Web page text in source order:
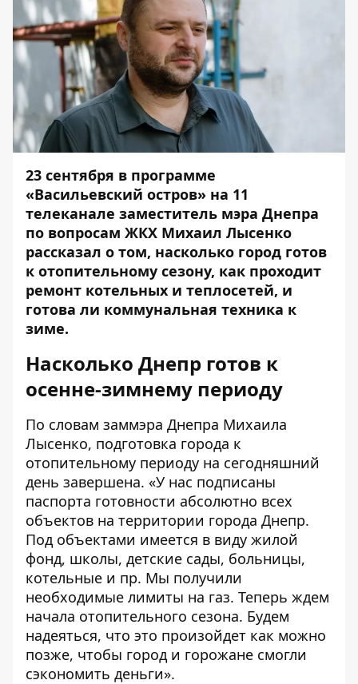
23 сентября в программе
«Васильевский остров» на 11
телеканале заместитель мэра Днепра
по вопросам ЖКХ Михаил Лысенко
рассказал о том, насколько город готов
к отопительному сезону, как проходит
ремонт котельных и теплосетей, и
готова ли коммунальная техника к
зиме.
Насколько Днепр готов к
осенне-зимнему периоду
По словам заммэра Днепра Михаила
Лысенко, подготовка города к
отопительному периоду на сегодняшний
день завершена. «У нас подписаны
паспорта готовности абсолютно всех
объектов на территории города Днепр.
Под объектами имеется в виду жилой
фонд, школы, детские сады, больницы,
котельные и пр. Мы получили
необходимые лимиты на газ. Теперь ждем
начала отопительного сезона. Будем
надеяться, что это произойдет как можно
позже, чтобы город и горожане смогли
сэкономить деньги».